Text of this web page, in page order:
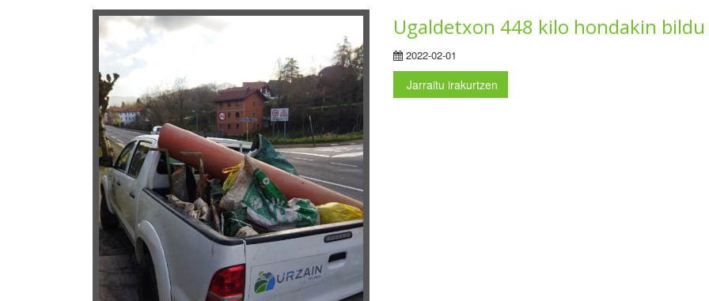
Ugaldetxon 448 kilo hondakin
2022-02-01
Jarraitu irakurtzen